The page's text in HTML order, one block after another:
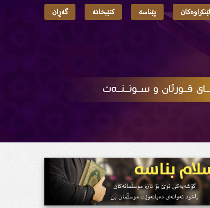
پێناسە کتێبخانە گەڕان